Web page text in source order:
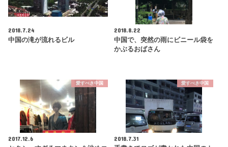
2018.7.24
中国の滝が流れるビル
2018.8.22
中国で、突然の雨にビニール袋を
かぶるおばさん
愛すべき中国
2017.12.6
愛すべき中国
2018.7.31